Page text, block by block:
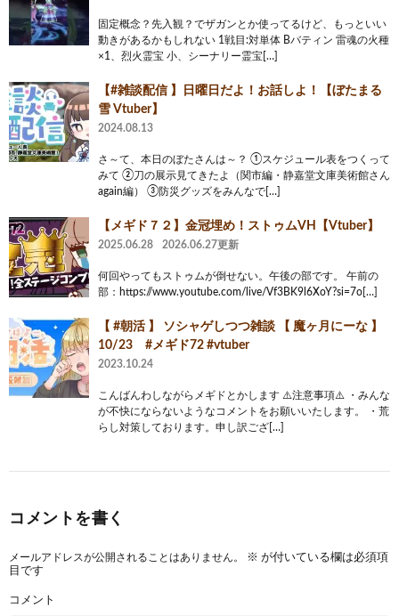
固定概念？先入観？でザガンとか使ってるけど、もっといい
動きがあるかもしれない 1戦目:対単体 Bバティン 雷魂の火種
×1、烈火霊宝 小、シーナリー霊宝[…]
【#雑談配信 】日曜日だよ！お話しよ！【ぼたまる
雪 Vtuber】
2024.08.13
さ～て、本日のぼたさんは～？ ①スケジュール表をつくって
みて ②刀の展示見てきたよ（関市編・静嘉堂文庫美術館さん
again編） ③防災グッズをみんなで[…]
【メギド７２】金冠埋め！ストゥムVH【Vtuber】
2025.06.28 2026.06.27更新
何回やってもストゥムが倒せない。午後の部です。 午前の
部：https://www.youtube.com/live/Vf3BK9l6XoY?si=7o[…]
【 #朝活 】 ソシャゲしつつ雑談 【 魔ヶ月にーな 】
10/23 #メギド72 #vtuber
2023.10.24
こんばんわしながらメギドとかします ⚠️注意事項⚠️ ・みんな
が不快にならないようなコメントをお願いいたします。 ・荒
らし対策しております。申し訳ござ[…]
コメントを書く
メールアドレスが公開されることはありません。 ※ が付いている欄は必須項
目です
コメント